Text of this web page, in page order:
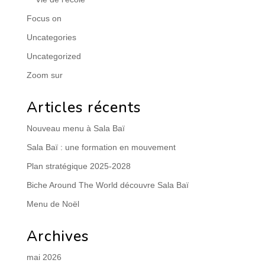
Focus on
Uncategories
Uncategorized
Zoom sur
Articles récents
Nouveau menu à Sala Baï
Sala Baï : une formation en mouvement
Plan stratégique 2025-2028
Biche Around The World découvre Sala Baï
Menu de Noël
Archives
mai 2026